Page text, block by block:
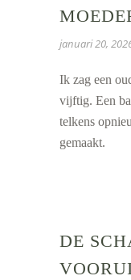
januari 20,
Ik zag een
vijftig. Een
telkens
gemaakt.
DE